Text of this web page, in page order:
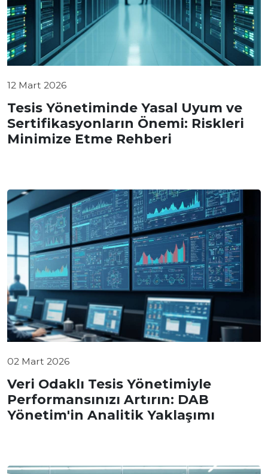
12 Mart 2026
Tesis Yönetiminde Yasal Uyum ve
Sertifikasyonların Önemi: Riskleri
Minimize Etme Rehberi
02 Mart 2026
Veri Odaklı Tesis Yönetimiyle
Performansınızı Artırın: DAB
Yönetim'in Analitik Yaklaşımı